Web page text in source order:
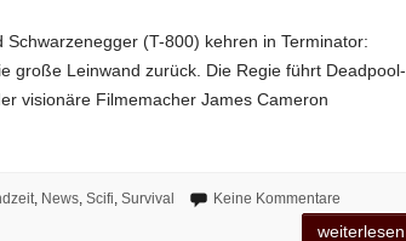
(T-800) kehren in Terminator:
große Leinwand zurück. Die Regie führt Deadpool-
visionäre Filmemacher James Cameron
, News, Scifi, Survival Keine Kommentare
weiterlesen